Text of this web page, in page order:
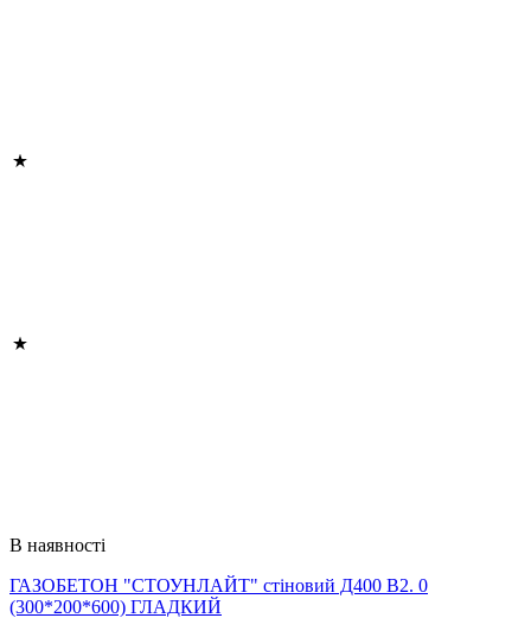
В наявності
ГАЗОБЕТОН "СТОУНЛАЙТ" стіновий Д400 В2. 0
(300*200*600) ГЛАДКИЙ